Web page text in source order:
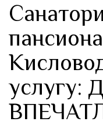
услугу: